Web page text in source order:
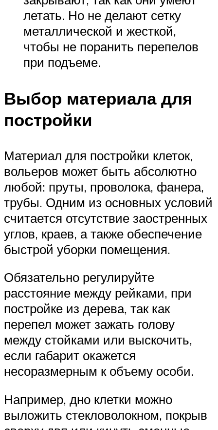
летать. Но не делают сетку
металлической и жесткой,
чтобы не поранить перепелов
при подъеме.
Выбор материала для
постройки
Материал для постройки клеток,
вольеров может быть абсолютно
любой: пруты, проволока, фанера,
трубы. Одним из основных условий
считается отсутствие заостренных
углов, краев, а также обеспечение
быстрой уборки помещения.
Обязательно регулируйте
расстояние между рейками, при
постройке из дерева, так как
перепел может зажать голову
между стойками или выскочить,
если габарит окажется
несоразмерным к объему особи.
Например, дно клетки можно
выложить стекловолокном, покрыв